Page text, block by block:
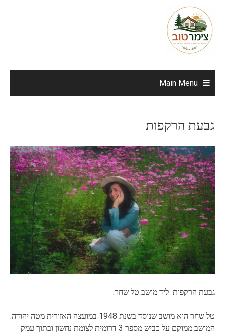
content
Main Menu
גבעת הרקפות
גבעת הרקפות ליד מושב טל שחר.
טל שחר הוא מושב שנוסד בשנת 1948 במועצה האזורית מטה יהודה.
המושב ממוקם על כביש מספר 3 דרומית לצומת נחשון ובתוך עמק